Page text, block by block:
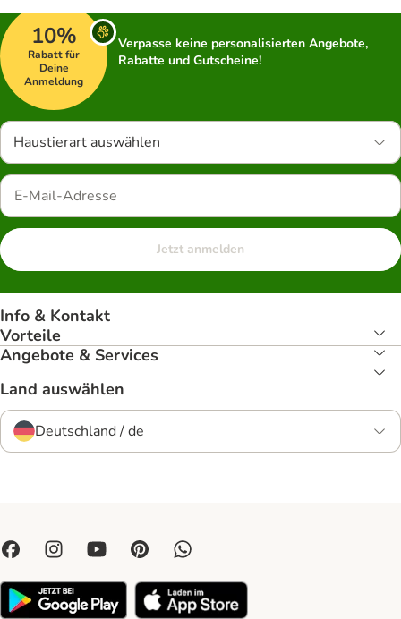
10%
Rabatt für
Deine
Anmeldung
Verpasse keine personalisierten Angebote,
Rabatte und Gutscheine!
Haustierart auswählen
Jetzt anmelden
Info & Kontakt
Vorteile
Angebote & Services
Land auswählen
Deutschland / de